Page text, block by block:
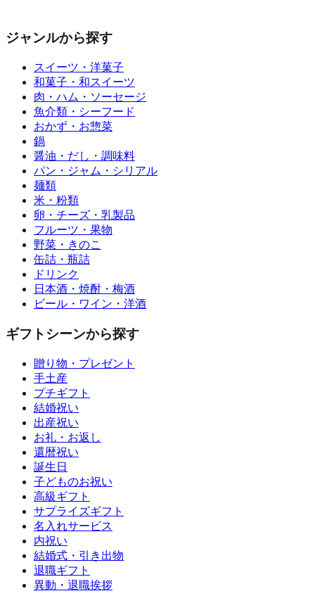
ジャンルから探す
スイーツ・洋菓子
和菓子・和スイーツ
肉・ハム・ソーセージ
魚介類・シーフード
おかず・お惣菜
鍋
醤油・だし・調味料
パン・ジャム・シリアル
麺類
米・粉類
卵・チーズ・乳製品
フルーツ・果物
野菜・きのこ
缶詰・瓶詰
ドリンク
日本酒・焼酎・梅酒
ビール・ワイン・洋酒
ギフトシーンから探す
贈り物・プレゼント
手土産
プチギフト
結婚祝い
出産祝い
お礼・お返し
還暦祝い
誕生日
子どものお祝い
高級ギフト
サプライズギフト
名入れサービス
内祝い
結婚式・引き出物
退職ギフト
異動・退職挨拶